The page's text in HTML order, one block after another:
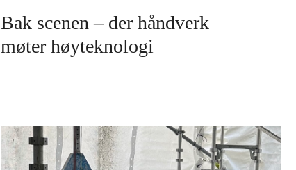
Bak scenen – der håndverk
møter høyteknologi